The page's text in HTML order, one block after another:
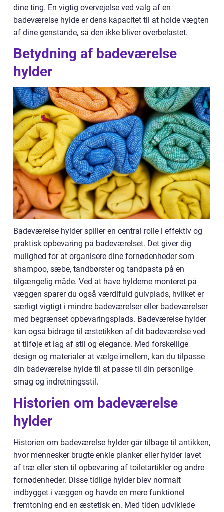
dine ting. En vigtig overvejelse ved valg af en
badeværelse hylde er dens kapacitet til at holde vægten
af dine genstande, så den ikke bliver overbelastet.
Betydning af badeværelse
hylder
Badeværelse hylder spiller en central rolle i effektiv og
praktisk opbevaring på badeværelset. Det giver dig
mulighed for at organisere dine fornødenheder som
shampoo, sæbe, tandbørster og tandpasta på en
tilgængelig måde. Ved at have hylderne monteret på
væggen sparer du også værdifuld gulvplads, hvilket er
særligt vigtigt i mindre badeværelser eller badeværelser
med begrænset opbevaringsplads. Badeværelse hylder
kan også bidrage til æstetikken af dit badeværelse ved
at tilføje et lag af stil og elegance. Med forskellige
design og materialer at vælge imellem, kan du tilpasse
din badeværelse hylde til at passe til din personlige
smag og indretningsstil.
Historien om badeværelse
hylder
Historien om badeværelse hylder går tilbage til antikken,
hvor mennesker brugte enkle planker eller hylder lavet
af træ eller sten til opbevaring af toiletartikler og andre
fornødenheder. Disse tidlige hylder blev normalt
indbygget i væggen og havde en mere funktionel
fremtoning end en æstetisk en. Med tiden udviklede